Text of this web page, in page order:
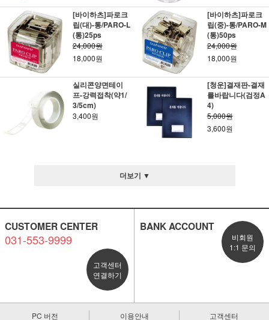
[바이하츠]파로크
립(대)-통/PARO-L
(통)25ps
24,000원
18,000원
[바이하츠]파로크
립(중)-통/PARO-M
(통)50ps
24,000원
18,000원
실리콘양면테이
프-강력접착(약1/
3/5cm)
3,400원
[청운]결재판-결재
를바랍니다(검정A
4)
5,000원
3,600원
더보기 ▼
CUSTOMER CENTER
031-553-9999
고객센터
연결하기
BANK ACCOUNT
비회원
1:1 문의
PC 버전 이용안내 고객센터